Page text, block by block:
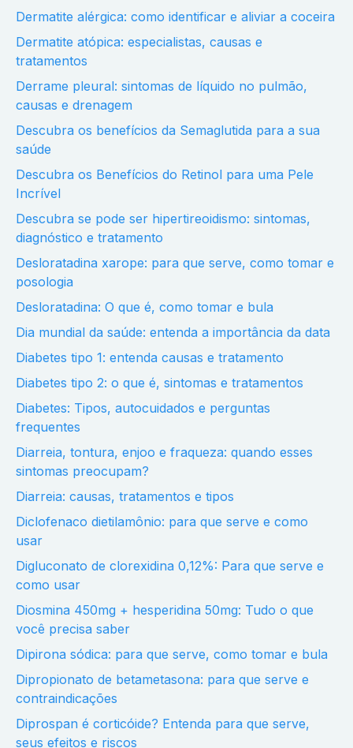
Dermatite alérgica: como identificar e aliviar a coceira
Dermatite atópica: especialistas, causas e
tratamentos
Derrame pleural: sintomas de líquido no pulmão,
causas e drenagem
Descubra os benefícios da Semaglutida para a sua
saúde
Descubra os Benefícios do Retinol para uma Pele
Incrível
Descubra se pode ser hipertireoidismo: sintomas,
diagnóstico e tratamento
Desloratadina xarope: para que serve, como tomar e
posologia
Desloratadina: O que é, como tomar e bula
Dia mundial da saúde: entenda a importância da data
Diabetes tipo 1: entenda causas e tratamento
Diabetes tipo 2: o que é, sintomas e tratamentos
Diabetes: Tipos, autocuidados e perguntas
frequentes
Diarreia, tontura, enjoo e fraqueza: quando esses
sintomas preocupam?
Diarreia: causas, tratamentos e tipos
Diclofenaco dietilamônio: para que serve e como
usar
Digluconato de clorexidina 0,12%: Para que serve e
como usar
Diosmina 450mg + hesperidina 50mg: Tudo o que
você precisa saber
Dipirona sódica: para que serve, como tomar e bula
Dipropionato de betametasona: para que serve e
contraindicações
Diprospan é corticóide? Entenda para que serve,
seus efeitos e riscos